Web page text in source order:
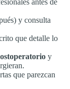
antes de
y consulta
que detalle lo
y
que parezcan